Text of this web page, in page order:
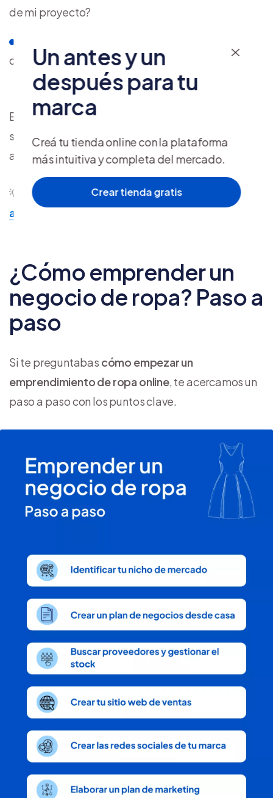
de mi proyecto?
que deseo cumplir?
Encontrar las respuestas a estas interrogantes
será tu brújula y, en ocasiones, tu escudo para
alcanzar la meta que sueñas.
💡 Inspírate
King of the Kongo: una marca
argentina que trasciende fronteras
¿Cómo emprender un
negocio de ropa? Paso a
paso
Si te preguntabas cómo empezar un
emprendimiento de ropa online, te acercamos un
paso a paso con los puntos clave.
Un antes y un
después para tu
marca
Creá tu tienda online con la plataforma
más intuitiva y completa del mercado.
Crear tienda gratis